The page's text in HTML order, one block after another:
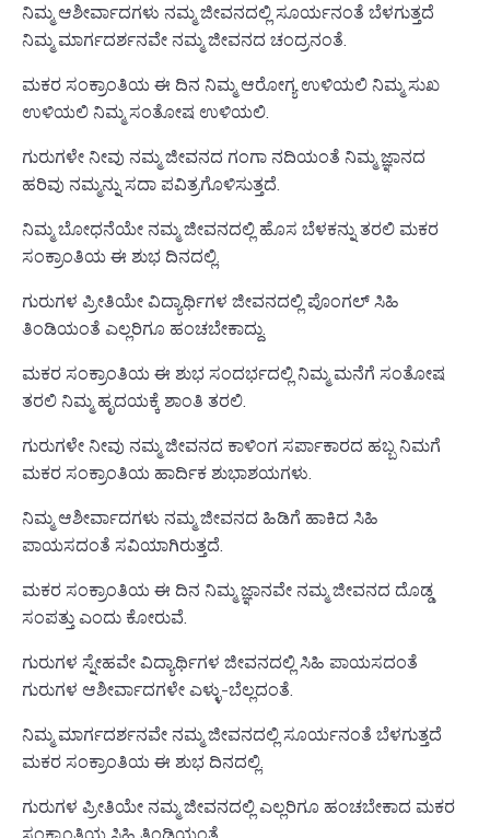
ನಿಮ್ಮ ಆಶೀರ್ವಾದಗಳು ನಮ್ಮ ಜೀವನದಲ್ಲಿ ಸೂರ್ಯನಂತೆ ಬೆಳಗುತ್ತದೆ
ನಿಮ್ಮ ಮಾರ್ಗದರ್ಶನವೇ ನಮ್ಮ ಜೀವನದ ಚಂದ್ರನಂತೆ.
ಮಕರ ಸಂಕ್ರಾಂತಿಯ ಈ ದಿನ ನಿಮ್ಮ ಆರೋಗ್ಯ ಉಳಿಯಲಿ ನಿಮ್ಮ ಸುಖ
ಉಳಿಯಲಿ ನಿಮ್ಮ ಸಂತೋಷ ಉಳಿಯಲಿ.
ಗುರುಗಳೇ ನೀವು ನಮ್ಮ ಜೀವನದ ಗಂಗಾ ನದಿಯಂತೆ ನಿಮ್ಮ ಜ್ಞಾನದ
ಹರಿವು ನಮ್ಮನ್ನು ಸದಾ ಪವಿತ್ರಗೊಳಿಸುತ್ತದೆ.
ನಿಮ್ಮ ಬೋಧನೆಯೇ ನಮ್ಮ ಜೀವನದಲ್ಲಿ ಹೊಸ ಬೆಳಕನ್ನು ತರಲಿ ಮಕರ
ಸಂಕ್ರಾಂತಿಯ ಈ ಶುಭ ದಿನದಲ್ಲಿ.
ಗುರುಗಳ ಪ್ರೀತಿಯೇ ವಿದ್ಯಾರ್ಥಿಗಳ ಜೀವನದಲ್ಲಿ ಪೊಂಗಲ್ ಸಿಹಿ
ತಿಂಡಿಯಂತೆ ಎಲ್ಲರಿಗೂ ಹಂಚಬೇಕಾದ್ದು.
ಮಕರ ಸಂಕ್ರಾಂತಿಯ ಈ ಶುಭ ಸಂದರ್ಭದಲ್ಲಿ ನಿಮ್ಮ ಮನೆಗೆ ಸಂತೋಷ
ತರಲಿ ನಿಮ್ಮ ಹೃದಯಕ್ಕೆ ಶಾಂತಿ ತರಲಿ.
ಗುರುಗಳೇ ನೀವು ನಮ್ಮ ಜೀವನದ ಕಾಳಿಂಗ ಸರ್ಪಾಕಾರದ ಹಬ್ಬ ನಿಮಗೆ
ಮಕರ ಸಂಕ್ರಾಂತಿಯ ಹಾರ್ದಿಕ ಶುಭಾಶಯಗಳು.
ನಿಮ್ಮ ಆಶೀರ್ವಾದಗಳು ನಮ್ಮ ಜೀವನದ ಹಿಡಿಗೆ ಹಾಕಿದ ಸಿಹಿ
ಪಾಯಸದಂತೆ ಸವಿಯಾಗಿರುತ್ತದೆ.
ಮಕರ ಸಂಕ್ರಾಂತಿಯ ಈ ದಿನ ನಿಮ್ಮ ಜ್ಞಾನವೇ ನಮ್ಮ ಜೀವನದ ದೊಡ್ಡ
ಸಂಪತ್ತು ಎಂದು ಕೋರುವೆ.
ಗುರುಗಳ ಸ್ನೇಹವೇ ವಿದ್ಯಾರ್ಥಿಗಳ ಜೀವನದಲ್ಲಿ ಸಿಹಿ ಪಾಯಸದಂತೆ
ಗುರುಗಳ ಆಶೀರ್ವಾದಗಳೇ ಎಳ್ಳು-ಬೆಲ್ಲದಂತೆ.
ನಿಮ್ಮ ಮಾರ್ಗದರ್ಶನವೇ ನಮ್ಮ ಜೀವನದಲ್ಲಿ ಸೂರ್ಯನಂತೆ ಬೆಳಗುತ್ತದೆ
ಮಕರ ಸಂಕ್ರಾಂತಿಯ ಈ ಶುಭ ದಿನದಲ್ಲಿ.
ಗುರುಗಳ ಪ್ರೀತಿಯೇ ನಮ್ಮ ಜೀವನದಲ್ಲಿ ಎಲ್ಲರಿಗೂ ಹಂಚಬೇಕಾದ ಮಕರ
ಸಂಕ್ರಾಂತಿಯ ಸಿಹಿ ತಿಂಡಿಯಂತೆ.